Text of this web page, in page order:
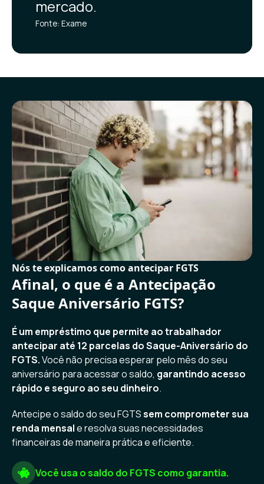
mercado.
Fonte: Exame
Nós te explicamos como antecipar FGTS
Afinal, o que é a Antecipação
Saque Aniversário FGTS?
É um empréstimo que permite ao trabalhador
antecipar até 12 parcelas do Saque-Aniversário do
FGTS.Você não precisa esperar pelo mês do seu
aniversário para acessar o saldo, garantindo acesso
rápido e seguro ao seu dinheiro.
Antecipe o saldo do seu FGTSsem comprometer sua
renda mensale resolva suas necessidades
financeiras de maneira prática e eficiente.
Você usa o saldo do FGTS como garantia.